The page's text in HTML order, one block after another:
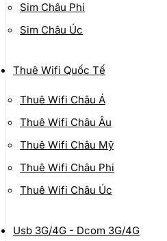
Sim Châu Phi
Sim Châu Úc
Thuê Wifi Quốc Tế
Thuê Wifi Châu Á
Thuê Wifi Châu Âu
Thuê Wifi Châu Mỹ
Thuê Wifi Châu Phi
Thuê Wifi Châu Úc
Usb 3G/4G - Dcom 3G/4G